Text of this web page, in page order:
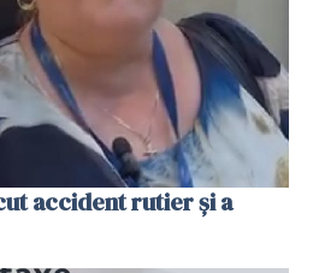
accident rutier și a